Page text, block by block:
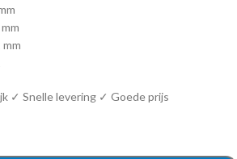
✓ Snelle levering ✓ Goede prijs